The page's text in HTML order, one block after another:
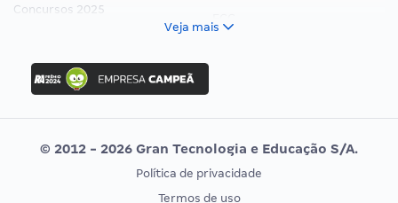
Concursos 2025
Concurso Ibama
Concurso MPU
Editais publicados
Vunesp
CONCURSOS POR PROFISSÃO
EXAME DE ORDEM
Veja mais
© 2012 - 2026 Gran Tecnologia e Educação S/A.
Política de privacidade
Termos de uso